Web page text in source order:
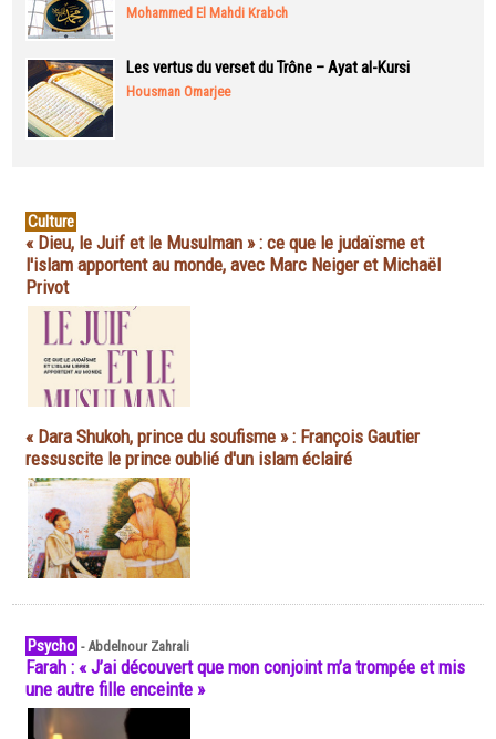
Mohammed El Mahdi Krabch
Les vertus du verset du Trône – Ayat al-Kursi
Housman Omarjee
Culture
« Dieu, le Juif et le Musulman » : ce que le judaïsme et
l'islam apportent au monde, avec Marc Neiger et Michaël
Privot
« Dara Shukoh, prince du soufisme » : François Gautier
ressuscite le prince oublié d'un islam éclairé
Psycho -Abdelnour Zahrali
Farah : « J’ai découvert que mon conjoint m’a trompée et mis
une autre fille enceinte »